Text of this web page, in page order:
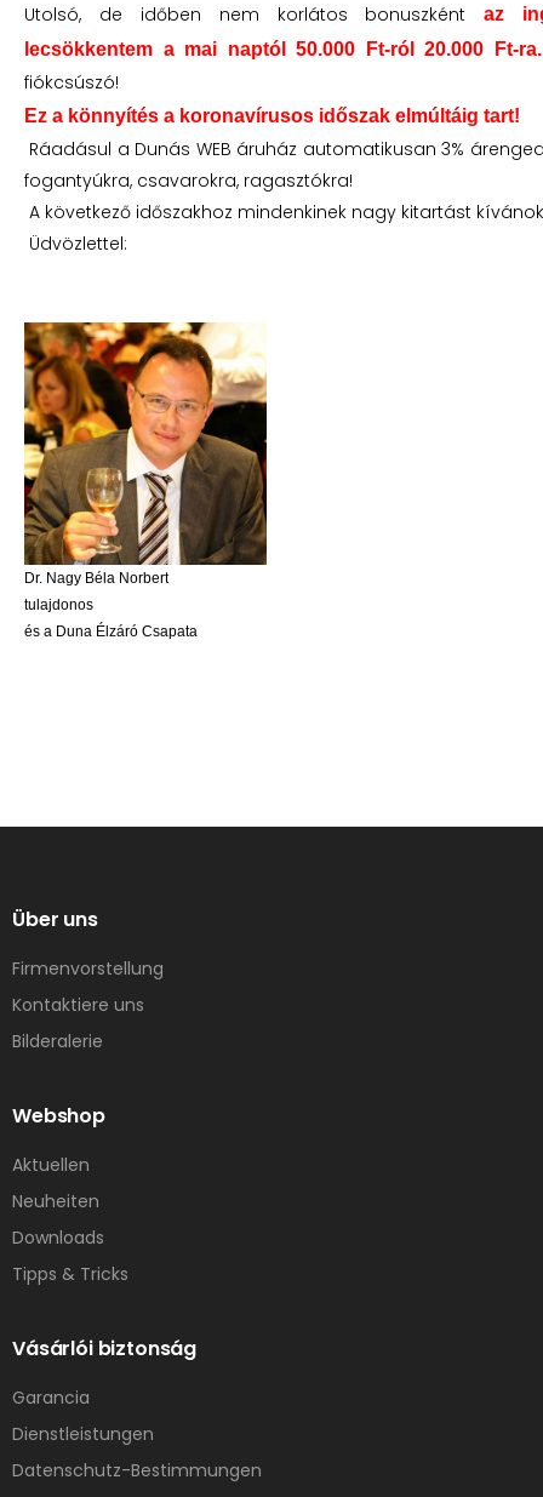
Utolsó, de időben nem korlátos bonuszkéntaz
lecsökkentem a mai naptól 50.000 Ft-ról 20.000 Ft-
fiókcsúszó!
Ez a könnyítés a koronavírusos időszak elmúltáig tart!
Ráadásul a Dunás WEB áruház automatikusan 3%
fogantyúkra, csavarokra, ragasztókra!
A következő időszakhoz mindenkinek nagy kitartást
Üdvözlettel:
Dr. Nagy Béla Norbert
tulajdonos
és a Duna Élzáró Csapata
Über uns
Firmenvorstellung
Kontaktiere uns
Bilderalerie
Webshop
Aktuellen
Neuheiten
Downloads
Tipps & Tricks
Vásárlói biztonság
Garancia
Dienstleistungen
Datenschutz-Bestimmungen